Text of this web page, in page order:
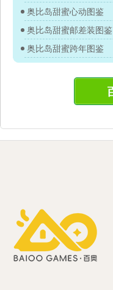
奥比岛甜蜜心动图鉴
奥比岛甜蜜邮差装图鉴
奥比岛甜蜜跨年图鉴